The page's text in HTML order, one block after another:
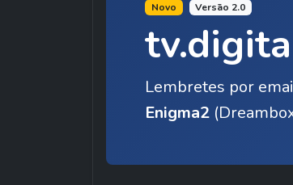
Novo Versão 2.0
Lembretes por
Enigma2